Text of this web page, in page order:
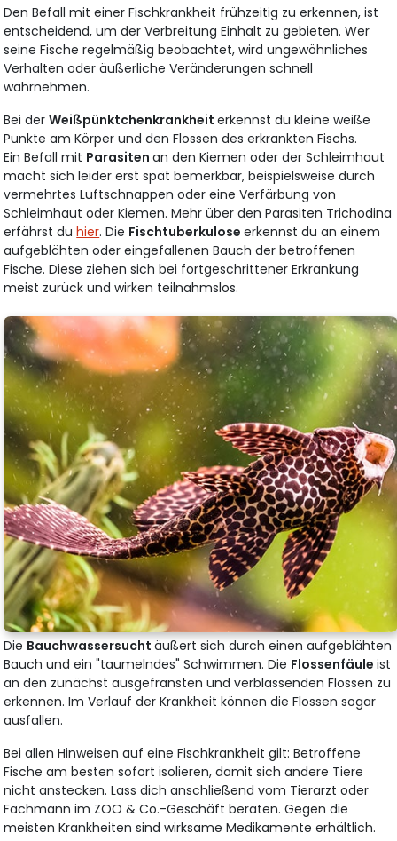
Den Befall mit einer Fischkrankheit frühzeitig zu erkennen, ist
entscheidend, um der Verbreitung Einhalt zu gebieten. Wer
seine Fische regelmäßig beobachtet, wird ungewöhnliches
Verhalten oder äußerliche Veränderungen schnell
wahrnehmen.
Bei derWeißpünktchenkrankheiterkennst du kleine weiße
Punkte am Körper und den Flossen des erkrankten Fischs.
Ein Befall mit Parasitenan den Kiemen oder der Schleimhaut
macht sich leider erst spät bemerkbar, beispielsweise durch
vermehrtes Luftschnappen oder eine Verfärbung von
Schleimhaut oder Kiemen. Mehr über den Parasiten Trichodina
erfährst duhier. Die Fischtuberkuloseerkennst du an einem
aufgeblähten oder eingefallenen Bauch der betroffenen
Fische. Diese ziehen sich bei fortgeschrittener Erkrankung
meist zurück und wirken teilnahmslos.
Die Bauchwassersuchtäußert sich durch einen aufgeblähten
Bauch und ein "taumelndes" Schwimmen. Die Flossenfäuleist
an den zunächst ausgefransten und verblassenden Flossen zu
erkennen. Im Verlauf der Krankheit können die Flossen sogar
ausfallen.
Bei allen Hinweisen auf eine Fischkrankheit gilt: Betroffene
Fische am besten sofort isolieren, damit sich andere Tiere
nicht anstecken. Lass dich anschließend vom Tierarzt oder
Fachmann im ZOO & Co.-Geschäft beraten. Gegen die
meisten Krankheiten sind wirksame Medikamente erhältlich.